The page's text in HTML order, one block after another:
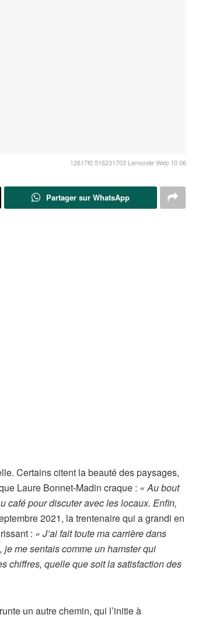
12617f0 516231703 Lemonde Web 10 06
Partager sur WhatsApp
Certains citent la beauté des paysages,
Laure Bonnet-Madin craque : « Au bout
café pour discuter avec les locaux. Enfin,
2021, la trentenaire qui a grandi en
: « J’ai fait toute ma carrière dans
je me sentais comme un hamster qui
chiffres, quelle que soit la satisfaction des
un autre chemin, qui l’initie à